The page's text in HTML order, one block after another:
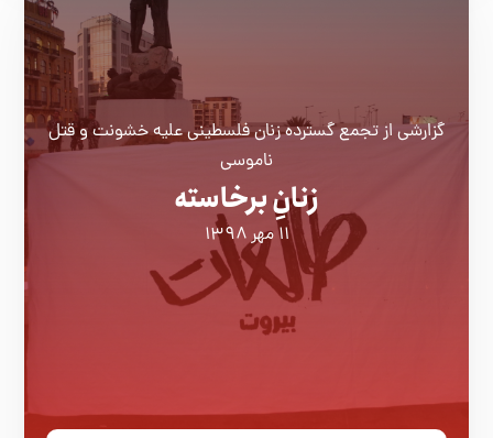
گزارشی از تجمع گسترده زنان فلسطینی علیه خشونت و قتل
ناموسی
زنانِ برخاسته
۱۱ مهر ۱۳۹۸